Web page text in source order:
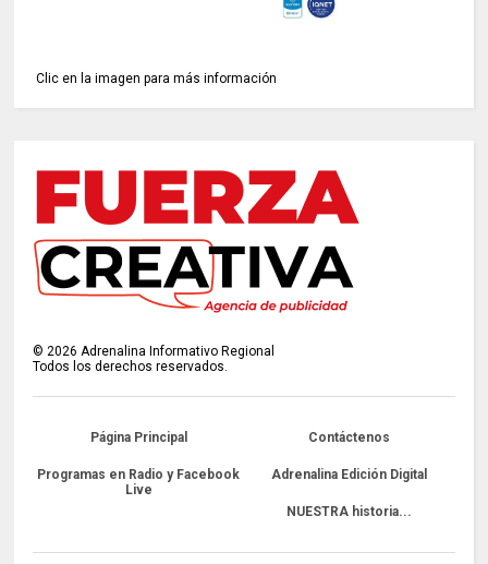
Clic en la imagen para más información
©2026 Adrenalina Informativo Regional
Todos los derechos reservados.
Página Principal Contáctenos
Programas en Radio y Facebook
Live
Adrenalina Edición Digital
NUESTRA historia...